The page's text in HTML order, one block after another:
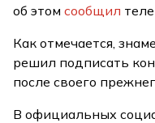
об этомсообщил
Как отмечается,
решил подписать
после своего
В официальных